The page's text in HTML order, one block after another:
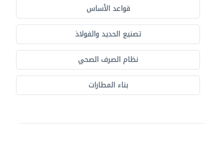
قواعد الأساس
تصنيع الحديد والفولاذ
نظام الصرف الصحي
بناء المطارات